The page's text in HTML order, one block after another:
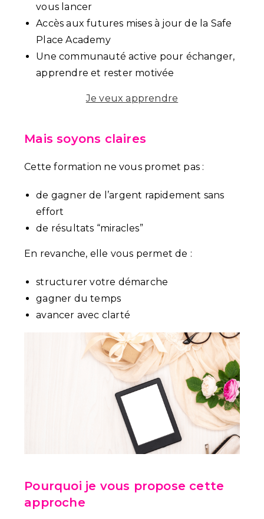
vous lancer
Accès aux futures mises à jour de la Safe
Place Academy
Une communauté active pour échanger,
apprendre et rester motivée
Je veux apprendre
Mais soyons claires
Cette formation ne vous promet pas :
de gagner de l’argent rapidement sans
effort
de résultats “miracles”
En revanche, elle vous permet de :
structurer votre démarche
gagner du temps
avancer avec clarté
Pourquoi je vous propose cette
approche